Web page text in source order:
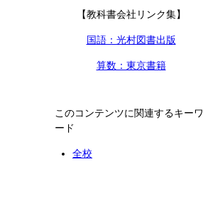
【教科書会社リンク集】
国語：光村図書出版
算数：東京書籍
このコンテンツに関連するキーワ
ード
全校